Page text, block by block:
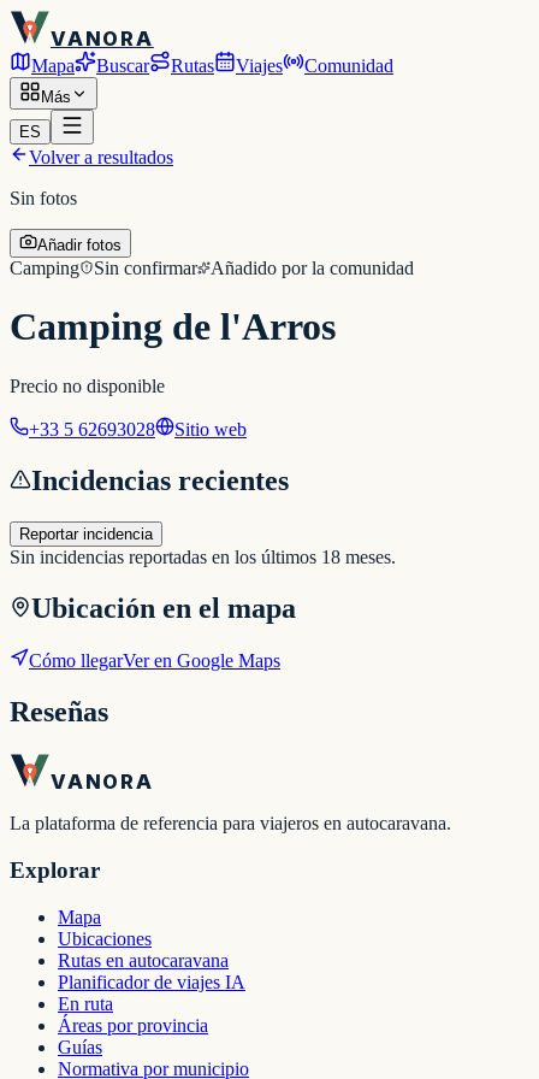
VANORA
Mapa Buscar Rutas Viajes Comunidad
Más
ES
Volver a resultados
Sin fotos
Añadir fotos
Camping Sin confirmar Añadido por la comunidad
Camping de l'Arros
Precio no disponible
+33 5 62693028 Sitio web
Incidencias recientes
Reportar incidencia
Sin incidencias reportadas en los últimos 18 meses.
Ubicación en el mapa
Cómo llegarVer en Google Maps
Reseñas
VANORA
La plataforma de referencia para viajeros en autocaravana.
Explorar
Mapa
Ubicaciones
Rutas en autocaravana
Planificador de viajes IA
En ruta
Áreas por provincia
Guías
Normativa por municipio